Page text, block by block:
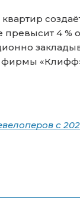
4 %
с